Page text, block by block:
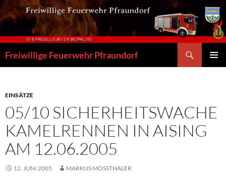
Zum
Inhalt
springen
Freiwillige Feuerwehr Pfraundorf
EINSÄTZE
05/10 SICHERHEITSWACHE
KAMELRENNEN IN AISING
AM 12.06.2005
12. JUNI 2005 MARKUS MÖSSTHALER